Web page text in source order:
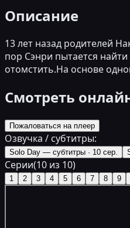
Описание
13 лет назад родителей
пор Сэнри пытается
отомстить.На основе
Смотреть
Пожаловаться на плеер
Озвучка / субтитры:
Solo Day — субтитры · 10 сер.
Серии(10 из 10)
1 2 3 4 5 6 7 8 9